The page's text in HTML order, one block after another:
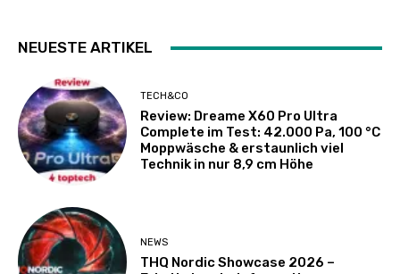
NEUESTE ARTIKEL
TECH&CO
Review: Dreame X60 Pro Ultra
Complete im Test: 42.000 Pa, 100 °C
Moppwäsche & erstaunlich viel
Technik in nur 8,9 cm Höhe
NEWS
THQ Nordic Showcase 2026 –